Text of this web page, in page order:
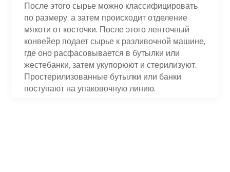
После этого сырье можно классифицировать
по размеру, а затем происходит отделение
мякоти от косточки. После этого ленточный
конвейер подает сырье к разливочной машине,
где оно расфасовывается в бутылки или
жестебанки, затем укупорюют и стерилизуют.
Простерилизованные бутылки или банки
поступают на упаковочную линию.